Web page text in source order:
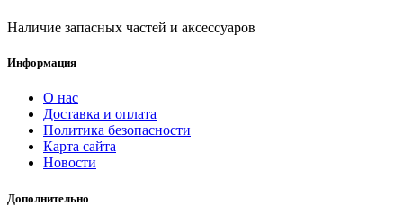
Наличие запасных частей и аксессуаров
Информация
О нас
Доставка и оплата
Политика безопасности
Карта сайта
Новости
Дополнительно